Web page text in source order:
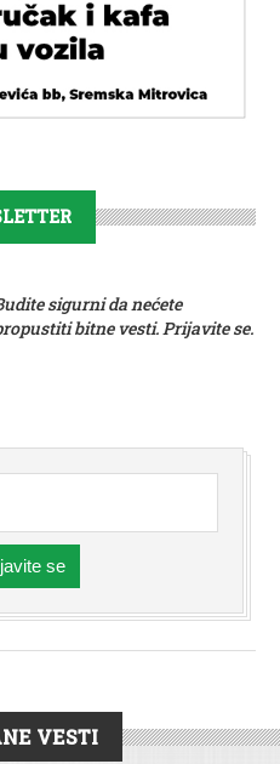
sigurni da nećete
bitne vesti. Prijavite se.
se
VESTI